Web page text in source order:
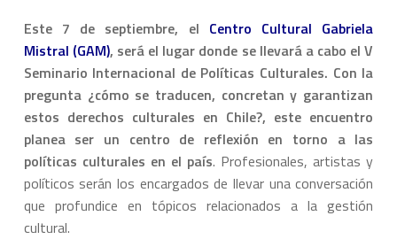
Este 7 de septiembre, el Centro Cultural Gabriela
Mistral (GAM), será el lugar donde se llevará a cabo el V
Seminario Internacional de Políticas Culturales. Con la
pregunta ¿cómo se traducen, concretan y garantizan
estos derechos culturales en Chile?, este encuentro
planea ser un centro de reflexión en torno a las
políticas culturales en el país. Profesionales, artistas y
políticos serán los encargados de llevar una conversación
que profundice en tópicos relacionados a la gestión
cultural.